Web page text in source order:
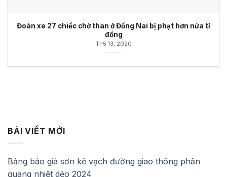
Đoàn xe 27 chiếc chở than ở Đồng Nai bị phạt hơn nửa tỉ
đồng
Th5 13, 2020
BÀI VIẾT MỚI
Bảng báo giá sơn kẻ vạch đường giao thông phản
quang nhiệt dẻo 2024